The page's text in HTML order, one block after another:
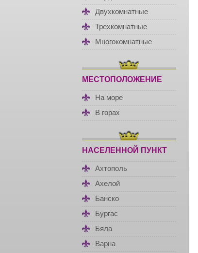
Двухкомнатные
Трехкомнатные
Многокомнатные
МЕСТОПОЛОЖЕНИЕ
На море
В горах
НАСЕЛЕННОЙ ПУНКТ
Ахтополь
Ахелой
Банско
Бургас
Бяла
Варна